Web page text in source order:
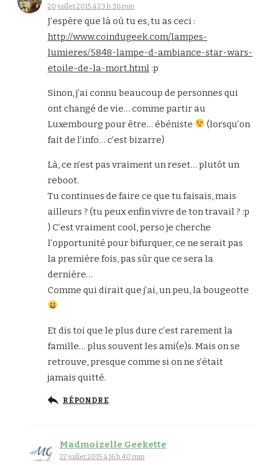
20 juillet 2015 à 23 h 36 min
J’espère que là où tu es, tu as ceci :
http://www.coindugeek.com/lampes-
lumieres/5848-lampe-d-ambiance-star-wars-
etoile-de-la-mort.html :p
Sinon, j’ai connu beaucoup de personnes qui
ont changé de vie… comme partir au
Luxembourg pour être… ébéniste
(lorsqu’on
fait de l’info… c’est bizarre)
Là, ce n’est pas vraiment un reset… plutôt un
reboot.
Tu continues de faire ce que tu faisais, mais
ailleurs ? (tu peux enfin vivre de ton travail ? :p
) C’est vraiment cool, perso je cherche
l’opportunité pour bifurquer, ce ne serait pas
la première fois, pas sûr que ce sera la
dernière…
Comme qui dirait que j’ai, un peu, la bougeotte
Et dis toi que le plus dure c’est rarement la
famille… plus souvent les ami(e)s. Mais on se
retrouve, presque comme si on ne s’était
jamais quitté.
RÉPONDRE
Madmoizelle Geekette
22 juillet 2015 à 16 h 40 min